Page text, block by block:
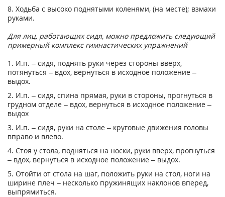
8. Ходьба с высоко поднятыми коленями, (на месте); взмахи
руками.
Для лиц, работающих сидя, можно предложить следующий
примерный комплекс гимнастических упражнений
1. И.п. – сидя, поднять руки через стороны вверх,
потянуться – вдох, вернуться в исходное положение –
выдох.
2. И.п. – сидя, спина прямая, руки в стороны, прогнуться в
грудном отделе – вдох, вернуться в исходное положение –
выдох
3. И.п. – сидя, руки на столе – круговые движения головы
вправо и влево.
4. Стоя у стола, подняться на носки, руки вверх, прогнуться
– вдох, вернуться в исходное положение – выдох.
5. Отойти от стола на шаг, положить руки на стол, ноги на
ширине плеч – несколько пружинящих наклонов вперед,
выпрямиться.